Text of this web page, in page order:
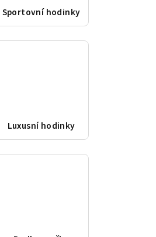
Sportovní hodinky
Luxusní hodinky